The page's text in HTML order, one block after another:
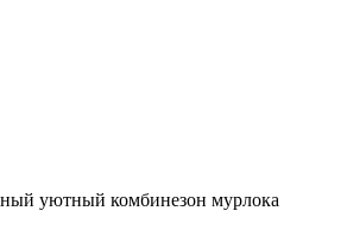
уютный комбинезон мурлока